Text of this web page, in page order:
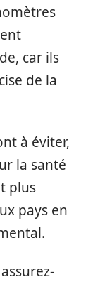
car ils
de la
à éviter,
la santé
plus
pays en